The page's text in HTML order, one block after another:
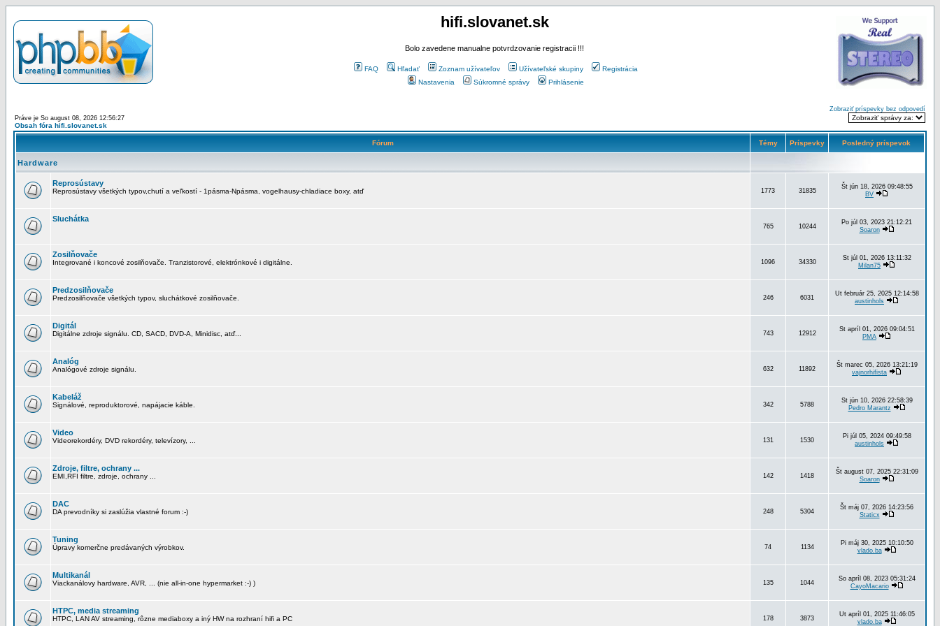
hifi.slovanet.sk
Bolo zavedene manualne potvrdzovanie registracii !!!
FAQ Hľadať Zoznam užívateľov Užívateľské skupiny
Registrácia
Nastavenia
Súkromné správy Prihlásenie
Práve je So august 08, 2026 12:56:27
Obsah fóra hifi.slovanet.sk
Zobraziť príspevky bez odpovedí
Fórum Témy Príspevky Posledný príspevok
Hardware
Reprosústavy
Reprosústavy všetkých typov,chutí a veľkostí - 1pásma-Npásma, vogelhausy-chladiace boxy, atď 1773 31835
Št jún 18, 2026 09:48:55
BV
Sluchátka
765 10244
Po júl 03, 2023 21:12:21
Soaron
Zosilňovače
Integrované i koncové zosilňovače. Tranzistorové, elektrónkové i digitálne. 1096 34330
St júl 01, 2026 13:11:32
Milan75
Predzosilňovače
Predzosilňovače všetkých typov, sluchátkové zosilňovače. 246 6031
Ut február 25, 2025 12:14:58
austinhols
Digitál
Digitálne zdroje signálu. CD, SACD, DVD-A, Minidisc, atď... 743 12912
St apríl 01, 2026 09:04:51
PMA
Analóg
Analógové zdroje signálu. 632 11892
Št marec 05, 2026 13:21:19
vajnorhifista
Kabeláž
Signálové, reproduktorové, napájacie káble. 342 5788
St jún 10, 2026 22:58:39
Pedro Marantz
Video
Videorekordéry, DVD rekordéry, televízory, ... 131 1530
Pi júl 05, 2024 09:49:58
austinhols
Zdroje, filtre, ochrany ...
EMI,RFI filtre, zdroje, ochrany ... 142 1418
Št august 07, 2025 22:31:09
Soaron
DAC
DA prevodníky si zaslúžia vlastné forum :-) 248 5304
Št máj 07, 2026 14:23:56
Staticx
Tuning
Úpravy komerčne predávaných výrobkov. 74 1134
Pi máj 30, 2025 10:10:50
vlado.ba
Multikanál
Viackanálovy hardware, AVR, ... (nie all-in-one hypermarket :-) ) 135 1044
So apríl 08, 2023 05:31:24
CayoMacario
HTPC, media streaming
HTPC, LAN AV streaming, rôzne mediaboxy a iný HW na rozhraní hifi a PC 178 3873
Ut apríl 01, 2025 11:46:05
vlado.ba